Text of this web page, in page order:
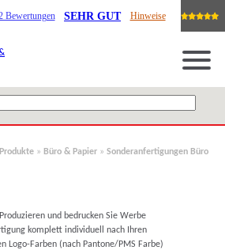
Bewertungen SEHR GUT Hinweise
Produkte » Büro & Papier » Sonderanfertigungen Büro
und bedrucken Sie Werbe
komplett individuell nach Ihren
Logo-Farben (nach Pantone/PMS Farbe)